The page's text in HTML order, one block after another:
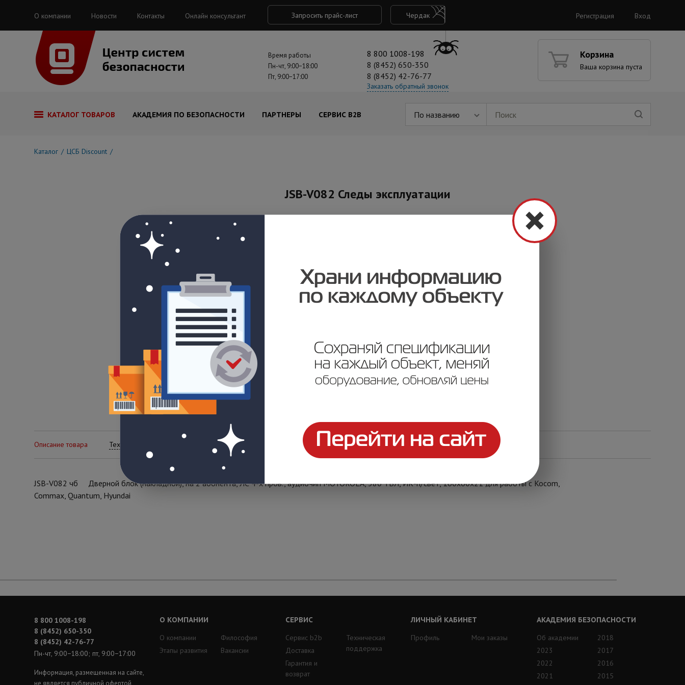
О компании Новости Контакты Онлайн консультант Запросить прайс-лист Чердак Регистрация Вход
Время работы
Пн-чт, 9:00−18:00
Пт, 9:00−17:00
8 800 1008-198
8 (8452) 650-350
8 (8452) 42-76-77
Заказать обратный звонок
Корзина
Ваша корзина пуста
КАТАЛОГ ТОВАРОВ АКАДЕМИЯ ПО БЕЗОПАСНОСТИ ПАРТНЕРЫ СЕРВИС B2B По названию
Каталог ЦСБ Discount
JSB-V082 Следы эксплуатации
Описание товара Технические характеристики
JSB-V082 чб Дверной блок (накладной), на 2 абонента, ЛС 4-х пров., аудиочип MOTOROLA, 380 ТВЛ, ИК-п/свет, 160х60х21 для работы с Kocom,
Commax, Quantum, Hyundai
8 800 1008-198
8 (8452) 650-350
8 (8452) 42-76-77
Пн-чт, 9:00−18:00; пт, 9:00−17:00
Информация, размещенная на сайте,
не является публичной офертой
О КОМПАНИИ
О компании
Этапы развития
Философия
Вакансии
СЕРВИС
Сервис b2b
Доставка
Гарантия и
возврат
Техническая
поддержка
ЛИЧНЫЙ КАБИНЕТ
Профиль
Мои заказы
АКАДЕМИЯ БЕЗОПАСНОСТИ
Об академии
2023
2022
2021
2018
2017
2016
2015